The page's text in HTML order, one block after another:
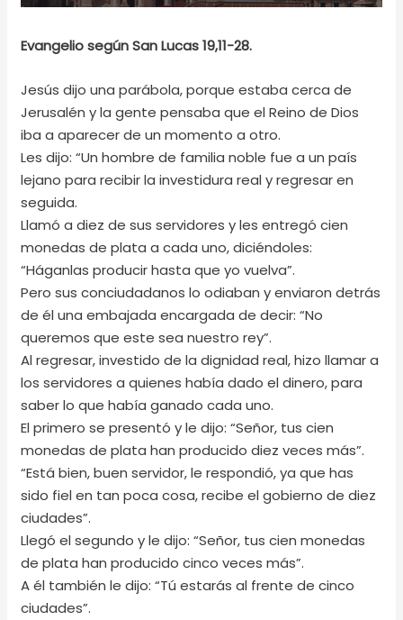
Evangelio según San Lucas 19,11-28.
Jesús dijo una parábola, porque estaba cerca de
Jerusalén y la gente pensaba que el Reino de Dios
iba a aparecer de un momento a otro.
Les dijo: “Un hombre de familia noble fue a un país
lejano para recibir la investidura real y regresar en
seguida.
Llamó a diez de sus servidores y les entregó cien
monedas de plata a cada uno, diciéndoles:
“Háganlas producir hasta que yo vuelva”.
Pero sus conciudadanos lo odiaban y enviaron detrás
de él una embajada encargada de decir: “No
queremos que este sea nuestro rey”.
Al regresar, investido de la dignidad real, hizo llamar a
los servidores a quienes había dado el dinero, para
saber lo que había ganado cada uno.
El primero se presentó y le dijo: “Señor, tus cien
monedas de plata han producido diez veces más”.
“Está bien, buen servidor, le respondió, ya que has
sido fiel en tan poca cosa, recibe el gobierno de diez
ciudades”.
Llegó el segundo y le dijo: “Señor, tus cien monedas
de plata han producido cinco veces más”.
A él también le dijo: “Tú estarás al frente de cinco
ciudades”.